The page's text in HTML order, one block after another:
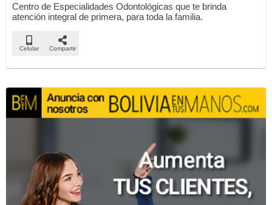
Centro de Especialidades Odontológicas que te brinda
atención integral de primera, para toda la familia.
Celular Compartir